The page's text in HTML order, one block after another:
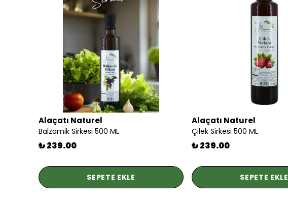
Alaçatı Naturel
Balzamik Sirkesi 500 ML
₺ 239.00
SEPETE EKLE
Alaçatı Naturel
Çilek Sirkesi 500 ML
₺ 239.00
SEPETE EKLE